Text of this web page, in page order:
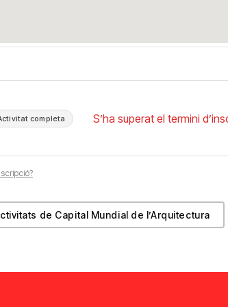
completa S’ha superat el termini
de Capital Mundial de l’Arquitectura